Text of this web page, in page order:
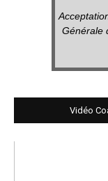
Générale
Vidéo